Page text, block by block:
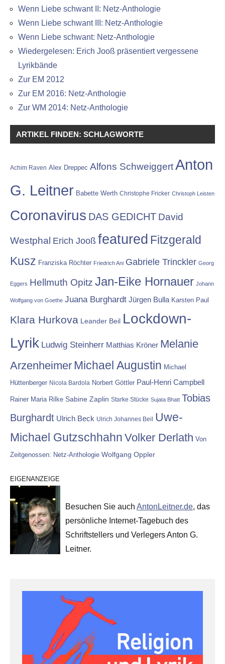
Wenn Liebe schwant II: Netz-Anthologie
Wenn Liebe schwant III: Netz-Anthologie
Wenn Liebe schwant: Netz-Anthologie
Wiedergelesen: Erich Jooß präsentiert vergessene
Lyrikbände
Zur EM 2012
Zur EM 2016: Netz-Anthologie
Zur WM 2014: Netz-Anthologie
ARTIKEL FINDEN: SCHLAGWORTE
Achim Raven Alex Dreppec Alfons SchweiggertAnton
G. Leitner Babette Werth Christophe Fricker Christoph Leisten
Coronavirus DAS GEDICHT David
Westphal Erich Jooß featured Fitzgerald
Kusz Franziska Röchter Friedrich Ani Gabriele Trinckler Georg
Eggers Hellmuth Opitz Jan-Eike Hornauer Johann
Wolfgang von Goethe Juana Burghardt Jürgen Bulla Karsten Paul
Klara Hurkova Leander Beil Lockdown-
Lyrik Ludwig Steinherr Matthias Kröner Melanie
Arzenheimer Michael Augustin Michael
Hüttenberger Nicola Bardola Norbert Göttler Paul-Henri Campbell
Rainer Maria Rilke Sabine Zaplin Starke Stücke Sujata Bhatt Tobias
Burghardt Ulrich Beck Ulrich Johannes Beil Uwe-
Michael Gutzschhahn Volker Derlath Von
Zeitgenossen: Netz-Anthologie Wolfgang Oppler
EIGENANZEIGE
Besuchen Sie auch AntonLeitner.de, das
persönliche Internet-Tagebuch des
Schriftstellers und Verlegers Anton G.
Leitner.